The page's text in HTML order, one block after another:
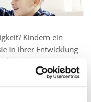
Kindern ein
in ihrer Entwicklung
Freude? Dann sind